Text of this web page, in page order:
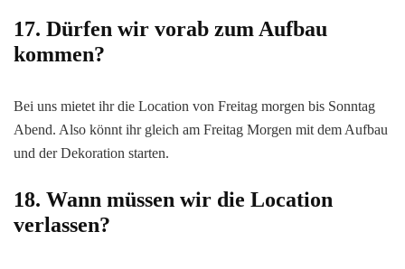
17. Dürfen wir vorab zum Aufbau
kommen?
Bei uns mietet ihr die Location von Freitag morgen bis Sonntag
Abend. Also könnt ihr gleich am Freitag Morgen mit dem Aufbau
und der Dekoration starten.
18. Wann müssen wir die Location
verlassen?